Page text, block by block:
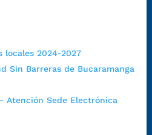
locales 2024-2027
Sin Barreras de Bucaramanga
Atención Sede Electrónica
de Datos Personales